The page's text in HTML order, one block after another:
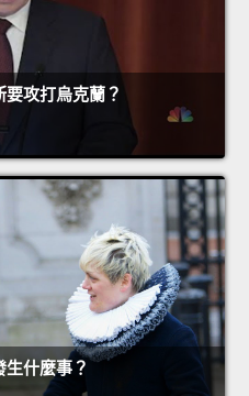
要攻打烏克蘭？
什麼事？